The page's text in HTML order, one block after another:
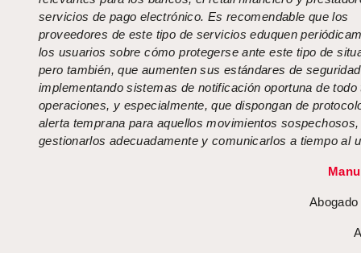
servicios de pago electrónico. Es recomendable que los
proveedores de este tipo de servicios eduquen
los usuarios sobre cómo protegerse ante este tipo de
pero también, que aumenten sus estándares de
implementando sistemas de notificación oportuna de todo
operaciones, y especialmente, que dispongan de
alerta temprana para aquellos movimientos
gestionarlos adecuadamente y comunicarlos a tiempo al